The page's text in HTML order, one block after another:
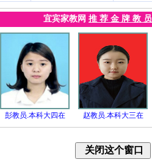
宜宾家教网 推 荐 金 牌 教 员
彭教员.本科大四在 赵教员.本科大三在